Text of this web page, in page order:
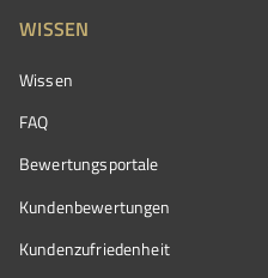
WISSEN
Wissen
FAQ
Bewertungsportale
Kundenbewertungen
Kundenzufriedenheit